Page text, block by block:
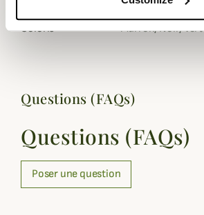
Coloris Marron, Noir, Vert
Questions (FAQs)
Questions (FAQs)
Poser une question